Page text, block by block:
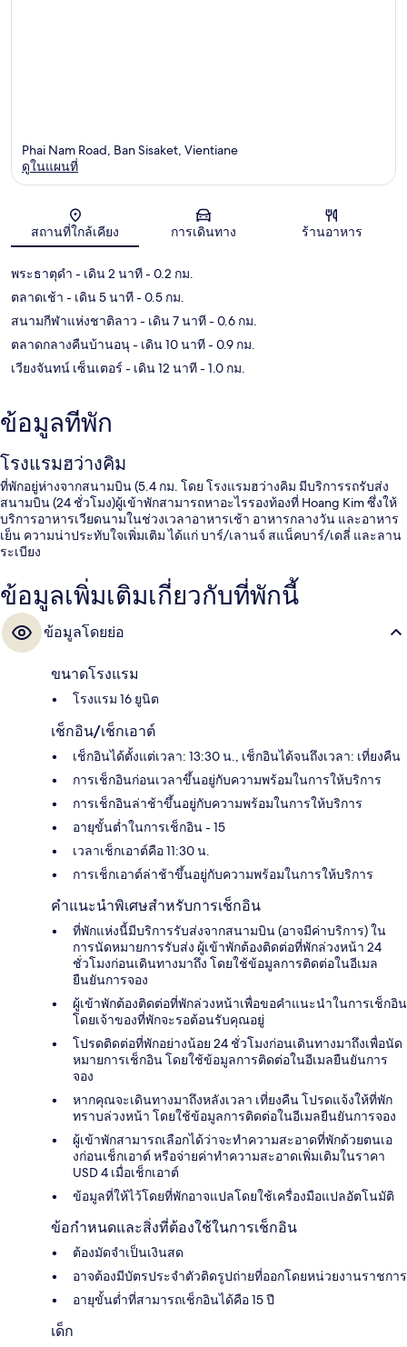
แผนที่
Phai Nam Road, Ban Sisaket, Vientiane
ดูในแผนที่
สถานที่ใกล้เคียง การเดินทาง ร้านอาหาร
พระธาตุดำ - เดิน 2 นาที- 0.2 กม.
ตลาดเช้า - เดิน 5 นาที- 0.5 กม.
สนามกีฬาแห่งชาติลาว - เดิน 7 นาที- 0.6 กม.
ตลาดกลางคืนบ้านอนุ- เดิน 10 นาที- 0.9 กม.
เวียงจันทน์ เซ็นเตอร์ - เดิน 12 นาที- 1.0 กม.
ข้อมูลที่พัก
โรงแรมฮว่างคิม
ที่พักอยู่ห่างจากสนามบิน (5.4 กม. โดย โรงแรมฮว่างคิม มีบริการรถรับส่ง
สนามบิน (24 ชั่วโมง)ผู้เข้าพักสามารถหาอะไรรองท้องที่ Hoang Kim ซึ่งให้
บริการอาหารเวียดนามในช่วงเวลาอาหารเช้า อาหารกลางวัน และอาหาร
เย็น ความน่าประทับใจเพิ่มเติม ได้แก่ บาร์/เลานจ์ สแน็คบาร์/เดลี่ และลาน
ระเบียง
ข้อมูลเพิ่มเติมเกี่ยวกับที่พักนี้
ข้อมูลโดยย่อ
ขนาดโรงแรม
โรงแรม 16 ยูนิต
เช็กอิน/เช็กเอาต์
เช็กอินได้ตั้งแต่เวลา: 13:30 น., เช็กอินได้จนถึงเวลา: เที่ยงคืน
การเช็กอินก่อนเวลาขึ้นอยู่กับความพร้อมในการให้บริการ
การเช็กอินล่าช้าขึ้นอยู่กับความพร้อมในการให้บริการ
อายุขั้นต่ำในการเช็กอิน - 15
เวลาเช็กเอาต์คือ 11:30 น.
การเช็กเอาต์ล่าช้าขึ้นอยู่กับความพร้อมในการให้บริการ
คำแนะนำพิเศษสำหรับการเช็กอิน
ที่พักแห่งนี้มีบริการรับส่งจากสนามบิน (อาจมีค่าบริการ) ใน
การนัดหมายการรับส่ง ผู้เข้าพักต้องติดต่อที่พักล่วงหน้า 24
ชั่วโมงก่อนเดินทางมาถึง โดยใช้ข้อมูลการติดต่อในอีเมล
ยืนยันการจอง
ผู้เข้าพักต้องติดต่อที่พักล่วงหน้าเพื่อขอคำแนะนำในการเช็กอิน
โดยเจ้าของที่พักจะรอต้อนรับคุณอยู่
โปรดติดต่อที่พักอย่างน้อย 24 ชั่วโมงก่อนเดินทางมาถึงเพื่อนัด
หมายการเช็กอิน โดยใช้ข้อมูลการติดต่อในอีเมลยืนยันการ
จอง
หากคุณจะเดินทางมาถึงหลังเวลา เที่ยงคืน โปรดแจ้งให้ที่พัก
ทราบล่วงหน้า โดยใช้ข้อมูลการติดต่อในอีเมลยืนยันการจอง
ผู้เข้าพักสามารถเลือกได้ว่าจะทำความสะอาดที่พักด้วยตนเอ
งก่อนเช็กเอาต์ หรือจ่ายค่าทำความสะอาดเพิ่มเติมในราคา
USD 4 เมื่อเช็กเอาต์
ข้อมูลที่ให้ไว้โดยที่พักอาจแปลโดยใช้เครื่องมือแปลอัตโนมัติ
ข้อกำหนดและสิ่งที่ต้องใช้ในการเช็กอิน
ต้องมัดจำเป็นเงินสด
อาจต้องมีบัตรประจำตัวติดรูปถ่ายที่ออกโดยหน่วยงานราชการ
อายุขั้นต่ำที่สามารถเช็กอินได้คือ 15 ปี
เด็ก